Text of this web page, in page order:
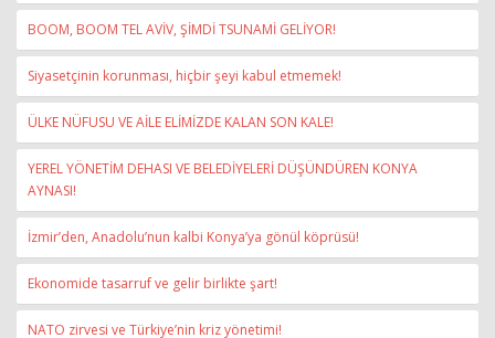
BOOM, BOOM TEL AVİV, ŞİMDİ TSUNAMİ GELİYOR!
Siyasetçinin korunması, hiçbir şeyi kabul etmemek!
ÜLKE NÜFUSU VE AİLE ELİMİZDE KALAN SON KALE!
YEREL YÖNETİM DEHASI VE BELEDİYELERİ DÜŞÜNDÜREN KONYA
AYNASI!
İzmir’den, Anadolu’nun kalbi Konya’ya gönül köprüsü!
Ekonomide tasarruf ve gelir birlikte şart!
NATO zirvesi ve Türkiye’nin kriz yönetimi!